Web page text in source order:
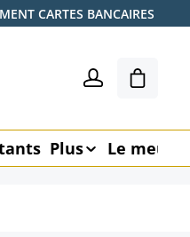
CARTES BANCAIRES
Le
Plus Le